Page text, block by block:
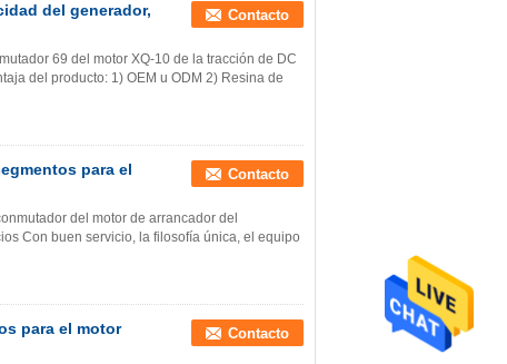
del generador,
Contacto
69 del motor XQ-10 de la tracción de DC
del producto: 1) OEM u ODM 2) Resina de
para el
Contacto
del motor de arrancador del
Con buen servicio, la filosofía única, el equipo
para el motor
Contacto